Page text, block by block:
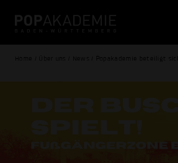
Home / Über uns / News / Popakademie beteiligt